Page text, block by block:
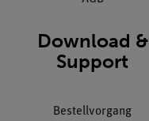
Download &
Support
Bestellvorgang